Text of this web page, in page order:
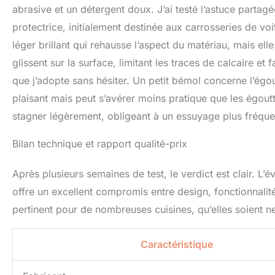
abrasive et un détergent doux. J’ai testé l’astuce
protectrice, initialement destinée aux carrosseries de
léger brillant qui rehausse l’aspect du matériau, mais
glissent sur la surface, limitant les traces de calcaire et
que j’adopte sans hésiter. Un petit bémol concerne
plaisant mais peut s’avérer moins pratique que les
stagner légèrement, obligeant à un essuyage plus
Bilan technique et rapport qualité-prix
Après plusieurs semaines de test, le verdict est clair.
offre un excellent compromis entre design,
pertinent pour de nombreuses cuisines, qu’elles soient
Caractéristique